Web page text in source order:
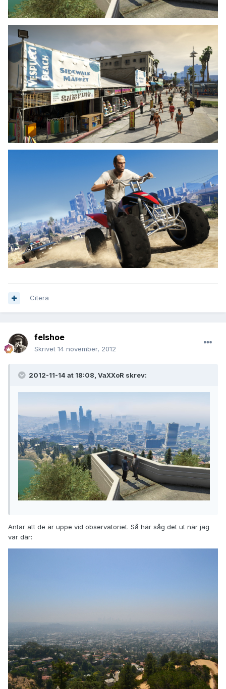
Citera
felshoe
Skrivet 14 november, 2012
2012-11-14 at 18:08, VaXXoR skrev:
Antar att de är uppe vid observatoriet. Så här såg det ut när jag
var där: